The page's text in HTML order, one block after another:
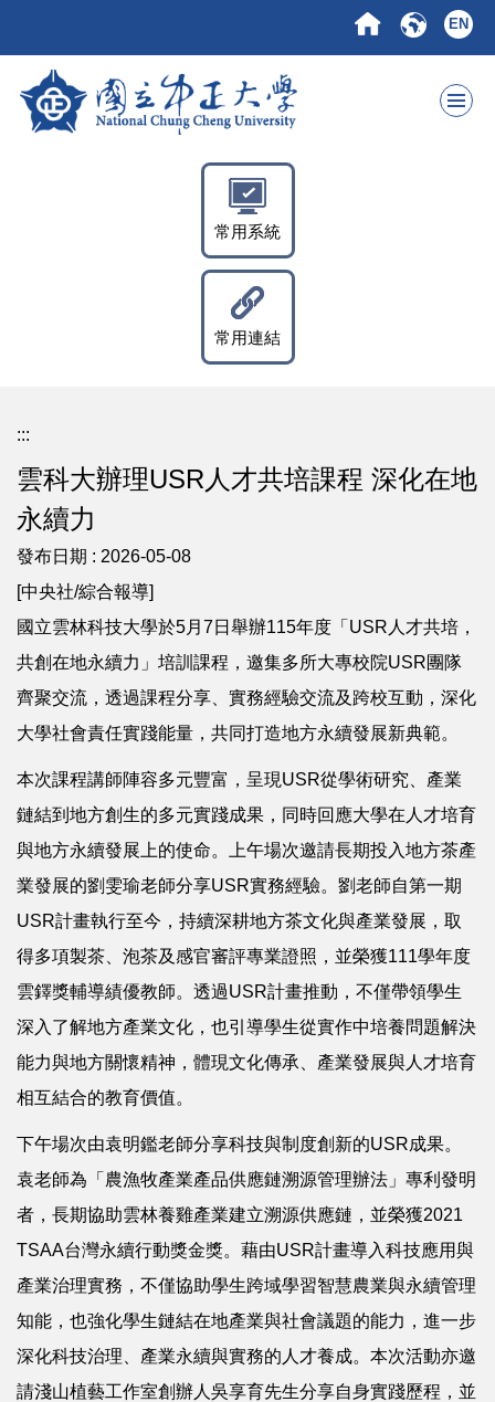
要
EN
常用系統
常用連結
:::
雲科大辦理USR人才共培課程 深化在地
永續力
發布日期 : 2026-05-08
[中央社/綜合報導]
國立雲林科技大學於5月7日舉辦115年度「USR人才共培，
共創在地永續力」培訓課程，邀集多所大專校院USR團隊
齊聚交流，透過課程分享、實務經驗交流及跨校互動，深化
大學社會責任實踐能量，共同打造地方永續發展新典範。
本次課程講師陣容多元豐富，呈現USR從學術研究、產業
鏈結到地方創生的多元實踐成果，同時回應大學在人才培育
與地方永續發展上的使命。上午場次邀請長期投入地方茶產
業發展的劉雯瑜老師分享USR實務經驗。劉老師自第一期
USR計畫執行至今，持續深耕地方茶文化與產業發展，取
得多項製茶、泡茶及感官審評專業證照，並榮獲111學年度
雲鐸獎輔導績優教師。透過USR計畫推動，不僅帶領學生
深入了解地方產業文化，也引導學生從實作中培養問題解決
能力與地方關懷精神，體現文化傳承、產業發展與人才培育
相互結合的教育價值。
下午場次由袁明鑑老師分享科技與制度創新的USR成果。
袁老師為「農漁牧產業產品供應鏈溯源管理辦法」專利發明
者，長期協助雲林養雞產業建立溯源供應鏈，並榮獲2021
TSAA台灣永續行動獎金獎。藉由USR計畫導入科技應用與
產業治理實務，不僅協助學生跨域學習智慧農業與永續管理
知能，也強化學生鏈結在地產業與社會議題的能力，進一步
深化科技治理、產業永續與實務的人才養成。本次活動亦邀
請淺山植藝工作室創辦人吳享育先生分享自身實踐歷程，並